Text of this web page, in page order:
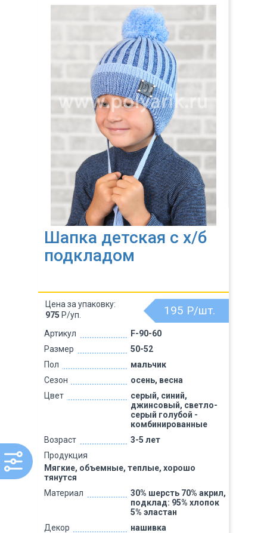
Шапка детская с х/б
подкладом
Артикул
F-90-60
Размер
50-52
Пол
мальчик
Сезон
осень, весна
Цвет
серый, синий,
джинсовый, светло-
серый голубой -
комбинированные
Возраст
3-5 лет
Продукция
Мягкие, объемные, теплые, хорошо
тянутся
Материал
30% шерсть 70% акрил,
подклад: 95% хлопок
5% эластан
Декор
нашивка
195 Р/шт.
Цена за упаковку:
975 Р/уп.